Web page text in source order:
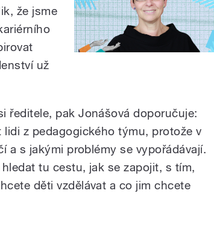
že jsme
už
ředitele, pak Jonášová doporučuje:
lidi z pedagogického týmu, protože v
a s jakými problémy se vypořádávají.
tu cestu, jak se zapojit, s tím,
děti vzdělávat a co jim chcete